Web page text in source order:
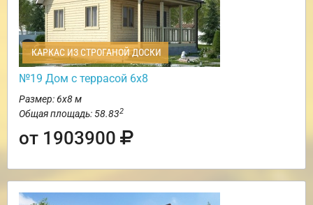
КАРКАС ИЗ СТРОГАНОЙ ДОСКИ
№19 Дом с террасой 6х8
Размер: 6х8 м
Общая площадь: 58.832
от 1903900